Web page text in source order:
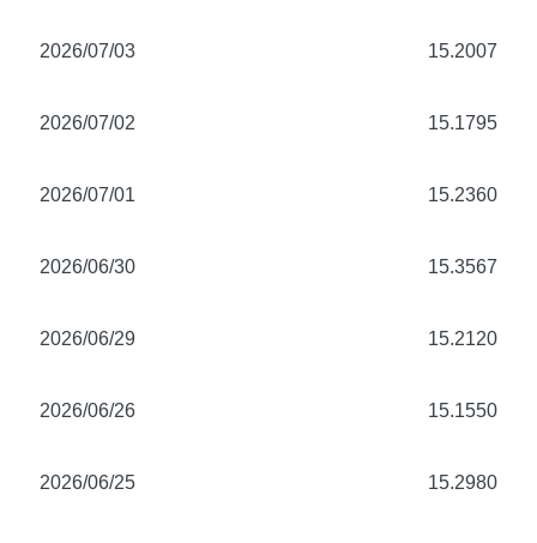
2026/07/03 15.2007
2026/07/02 15.1795
2026/07/01 15.2360
2026/06/30 15.3567
2026/06/29 15.2120
2026/06/26 15.1550
2026/06/25 15.2980